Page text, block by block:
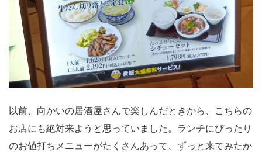
以前、向かいの居酒屋さんで楽しんだときから、こちらの
お店にも絶対来ようと思っていました。ランチにぴったり
のお値打ちメニューがたくさんあって、ずっと来てみたか